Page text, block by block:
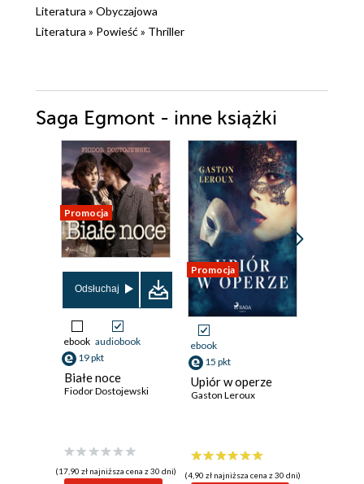
Literatura » Obyczajowa
Literatura » Powieść » Thriller
Saga Egmont - inne książki
Promocja
Odsłuchaj
ebook audiobook
19 pkt
Białe noce
Fiodor Dostojewski
(17,90 zł najniższa cena z 30 dni)
Promocja
ebook
15 pkt
Upiór w operze
Gaston Leroux
(4,90 zł najniższa cena z 30 dni)